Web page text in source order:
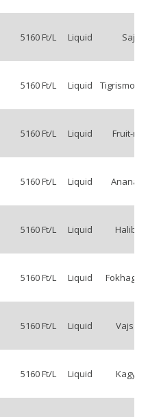
5160 Ft/L Liquid Sajt
5160 Ft/L Liquid
5160 Ft/L Liquid Fruit-mix
5160 Ft/L Liquid Ananász
5160 Ft/L Liquid Halibut
5160 Ft/L Liquid
5160 Ft/L Liquid Vajsav
5160 Ft/L Liquid Kagyló